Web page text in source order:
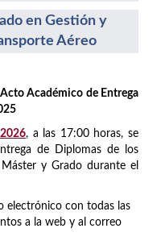
en Gestión y
Aéreo
de Entrega
, a las 17:00 horas, se
de Diplomas de los
y Grado durante el
electrónico con todas las
a la web y al correo